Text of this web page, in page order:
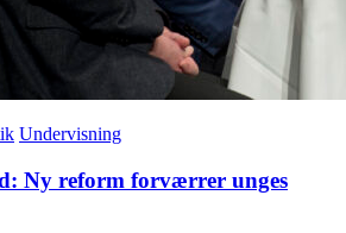
Undervisning
Ny reform forværrer unges